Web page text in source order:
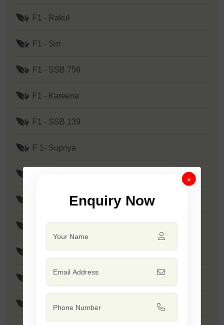
F1 - Rakul
F1 - Siri
F1 - SSB 756
F1 - Kareena
F1 - SSB 139
F 1- Supriya
F1 - SSB 807
F1 - Mallika
F1 - Tejas
F1 - Minakshi / SSB 133
×
Enquiry Now